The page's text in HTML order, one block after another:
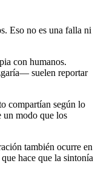
Eso no es una falla ni
con humanos.
suelen reportar
compartían según lo
un modo que los
también ocurre en
hace que la sintonía